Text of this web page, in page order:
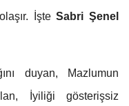
İşteSabri Şenel
duyan, Mazlumun
İyiliği gösterişsiz